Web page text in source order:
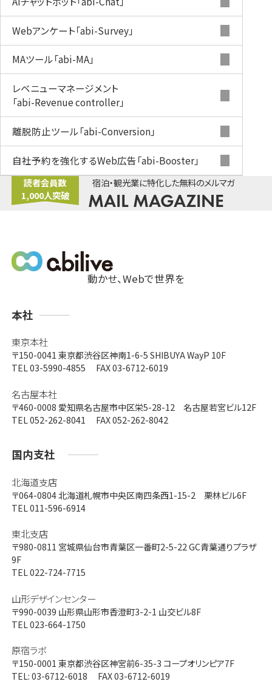
Webアンケート「abi-Survey」
MAツール「abi-MA」
レベニューマネージメント
「abi-Revenue controller」
離脱防止ツール「abi-Conversion」
自社予約を強化するWeb広告 「abi-Booster」
宿泊・観光業に特化した無料のメルマガ
MAIL MAGAZINE
読者会員数
1,000人突破
動かせ、Webで世界を
支
本社
東京本社
〒150-0041 東京都渋谷区神南1-6-5 SHIBUYA WayP 10F
TEL 03-5990-4855 FAX 03-6712-6019
名古屋本社
〒460-0008 愛知県名古屋市中区栄5-28-12 名古屋若宮ビル12F
TEL 052-262-8041 FAX 052-262-8042
国内支社
北海道支店
〒064-0804北海道札幌市中央区南四条西1-15-2 栗林ビル6F
TEL 011-596-6914
東北支店
〒980-0811 宮城県仙台市青葉区一番町2-5-22 GC青葉通りプラザ
9F
TEL 022-724-7715
山形デザインセンター
〒990-0039 山形県山形市香澄町3-2-1 山交ビル8F
TEL 023-664-1750
原宿ラボ
〒150-0001 東京都渋谷区神宮前6-35-3 コープオリンピア7F
TEL: 03-6712-6018 FAX 03-6712-6019